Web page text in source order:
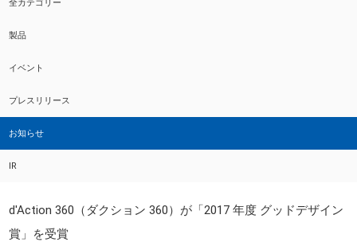
全カテゴリー
製品
イベント
プレスリリース
お知らせ
IR
d'Action 360（ダクション 360）が「2017 年度 グッドデザイン
賞」を受賞